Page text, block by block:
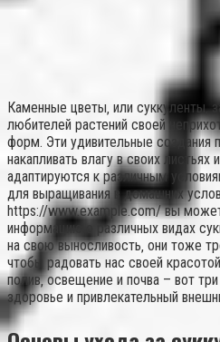
Каменные цветы‚ или суккуленты‚
любителей растений своей
форм. Эти удивительные создания
накапливать влагу в своих листьях
адаптируются к различным
для выращивания в домашних
https://www.example.com/ вы
информацию о различных видах
на свою выносливость‚ они тоже
чтобы радовать нас своей
полив‚ освещение и почва – вот
здоровье и привлекательный